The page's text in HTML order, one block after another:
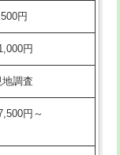
円
円
地調査
円～